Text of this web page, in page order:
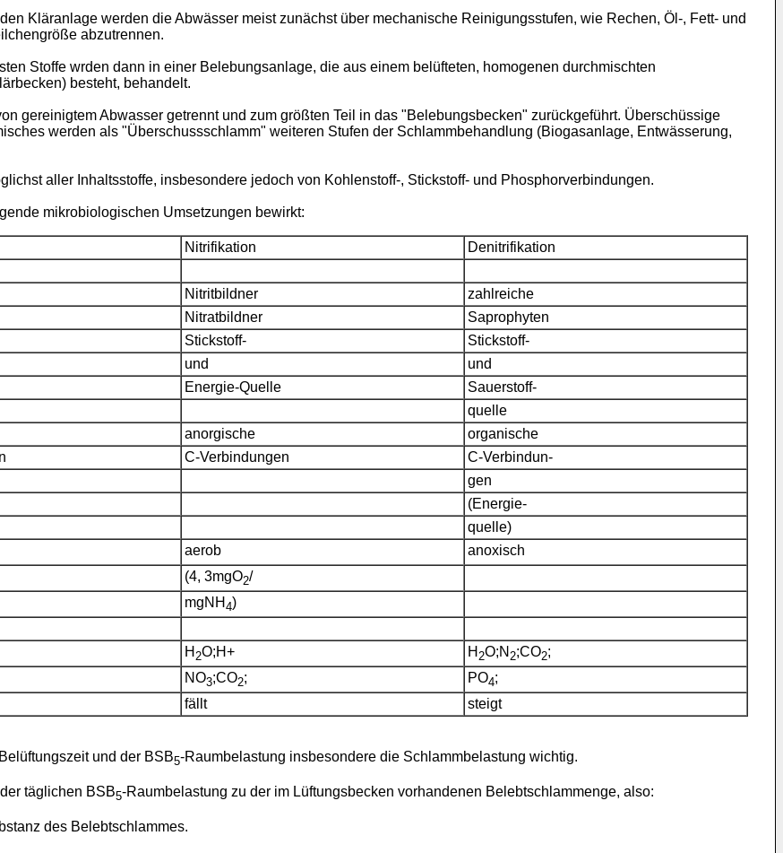
Kläranlage werden die Abwässer meist zunächst über mechanische Reinigungsstufen, wie Rechen, Öl-, Fett- und
abzutrennen.
Stoffe wrden dann in einer Belebungsanlage, die aus einem belüfteten, homogenen durchmischten
besteht, behandelt.
gereinigtem Abwasser getrennt und zum größten Teil in das "Belebungsbecken" zurückgeführt. Überschüssige
werden als "Überschussschlamm" weiteren Stufen der Schlammbehandlung (Biogasanlage, Entwässerung,
aller Inhaltsstoffe, insbesondere jedoch von Kohlenstoff-, Stickstoff- und Phosphorverbindungen.
mikrobiologischen Umsetzungen bewirkt:
Nitrifikation
Denitrifikation
Nitritbildner
zahlreiche
Nitratbildner
Saprophyten
Stickstoff-
Stickstoff-
und
und
Energie-Quelle
Sauerstoff-
quelle
anorgische
organische
C-Verbindungen
C-Verbindun-
gen
(Energie-
quelle)
aerob
anoxisch
(4, 3mgO2/
mgNH 4)
H 2O;H+ H 2O;N 2;CO2;
NO3;CO2; PO4;
fällt steigt
und der BSB5-Raumbelastung insbesondere die Schlammbelastung wichtig.
täglichen BSB5-Raumbelastung zu der im Lüftungsbecken vorhandenen Belebtschlammenge, also:
des Belebtschlammes.